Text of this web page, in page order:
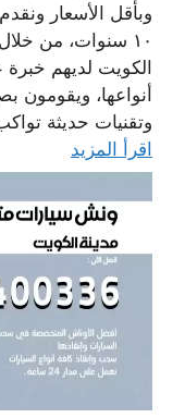
وبأقل الأسعار
١٠ سنوات، من
الكويت لديهم
أنواعها، ويقومون
وتقنيات حديثة
اقرأ المزيد